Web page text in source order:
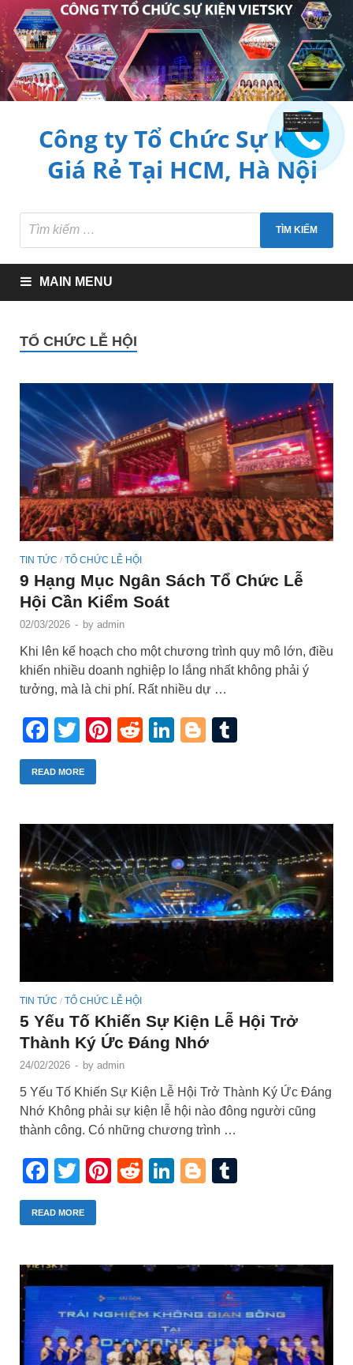
Công ty Tổ Chức Sự Kiện
Giá Rẻ Tại HCM, Hà Nội
MAIN MENU
TỔ CHỨC LỄ HỘI
TIN TỨC / TỔ CHỨC LỄ HỘI
9 Hạng Mục Ngân Sách Tổ Chức Lễ
Hội Cần Kiểm Soát
02/03/2026 - by admin
Khi lên kế hoạch cho một chương trình quy mô lớn, điều
khiến nhiều doanh nghiệp lo lắng nhất không phải ý
tưởng, mà là chi phí. Rất nhiều dự …
Facebook
Twitter
Pinterest
RedditLinkedIn
Blogger
READ MORE
TIN TỨC / TỔ CHỨC LỄ HỘI
5 Yếu Tố Khiến Sự Kiện Lễ Hội Trở
Thành Ký Ức Đáng Nhớ
24/02/2026 - by admin
5 Yếu Tố Khiến Sự Kiện Lễ Hội Trở Thành Ký Ức Đáng
Nhớ Không phải sự kiện lễ hội nào đông người cũng
thành công. Có những chương trình …
Facebook
Twitter
Pinterest
RedditLinkedIn
Blogger
READ MORE